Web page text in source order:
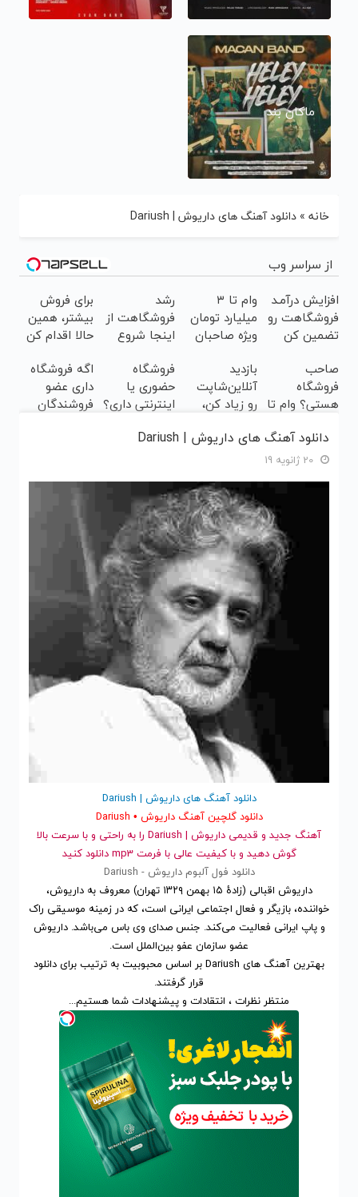
ماکان بند
خانه » دانلود آهنگ های داریوش | Dariush
از سراسر وب
افزایش درآمـد
فروشگاهت رو
تضمین کن
وام تا ۳
میلیارد تومان
ویژه صاحبان
آنلاین و
حضوری
رشد
فروشگاهت از
اینجا شروع
درآمد بیشتر،
آماده‌ای؟
برای فروش
بیشتر، همین
حالا اقدام کن
)
صاحب
فروشگاه
هستی؟ وام تا
تومان بگیر
بازدید
آنلاین‌شاپت
رو زیاد کن،
درآمد بیشتر
فروشگاه
حضوری یا
اینترنتی داری؟
و خدماتت رو
اگه فروشگاه
داری عضو
فروشندگان
دانلود آهنگ های داریوش | Dariush
دانلود آهنگ های داریوش | Dariush
دانلود گلچین آهنگ داریوش • Dariush
آهنگ جدید
و قدیمی داریوش | Dariush را به راحتی و با سرعت بالا
گوش دهید و با کیفیت عالی با فرمت mp3 دانلود کنید
دانلود فول آلبوم داریوش - Dariush
داریوش اقبالی (زادهٔ ۱۵ بهمن ۱۳۲۹ تهران) معروف به داریوش،
خواننده، بازیگر و فعال اجتماعی ایرانی است، که در زمینه موسیقی راک
و پاپ ایرانی فعالیت می‌کند. جنس صدای وی باس می‌باشد. داریوش
عضو سازمان عفو بین‌الملل است.
بهترین آهنگ های Dariush
بر اساس محبوبیتبه ترتیب برایدانلود
قرار گرفتند.
منتظر نظرات ، انتقادات و پیشنهادات شما هستیم...